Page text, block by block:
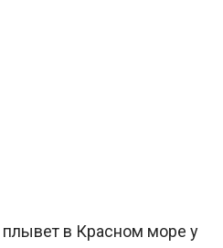
в Красном море у